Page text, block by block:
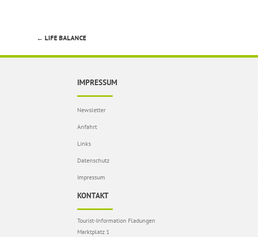
Beitragsnavigation
← LIFE BALANCE
IMPRESSUM
Newsletter
Anfahrt
Links
Datenschutz
Impressum
KONTAKT
Tourist-Information Fladungen
Marktplatz 1